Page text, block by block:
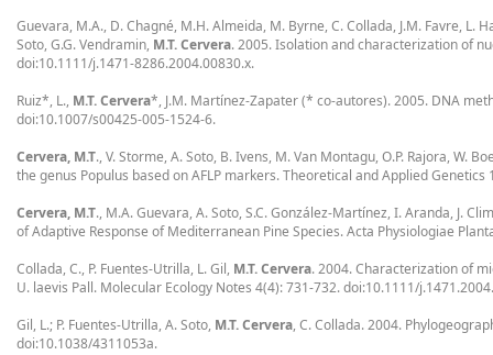
Guevara, M.A., D. Chagné, M.H. Almeida, M. Byrne, C. Collada, J.M. Favre, L.
Soto, G.G. Vendramin, M.T. Cervera. 2005. Isolation and characterization of
doi:10.1111/j.1471-8286.2004.00830.x.
Ruiz*, L., M.T. Cervera*, J.M. Martínez-Zapater (* co-autores). 2005. DNA
doi:10.1007/s00425-005-1524-6.
Cervera, M.T., V. Storme, A. Soto, B. Ivens, M. Van Montagu, O.P. Rajora,
the genus Populus based on AFLP markers. Theoretical and Applied
Cervera, M.T., M.A. Guevara, A. Soto, S.C. González-Martínez, I. Aranda, J.
of Adaptive Response of Mediterranean Pine Species. Acta Physiologiae
Collada, C., P. Fuentes-Utrilla, L. Gil, M.T. Cervera. 2004. Characterization of
U. laevis Pall. Molecular Ecology Notes 4(4): 731-732. doi:10.1111/
Gil, L.; P. Fuentes-Utrilla, A. Soto, M.T. Cervera, C. Collada. 2004.
doi:10.1038/4311053a.